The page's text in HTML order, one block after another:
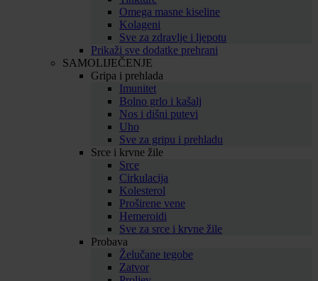
Omega masne kiseline
Kolageni
Sve za zdravlje i ljepotu
Prikaži sve dodatke prehrani
SAMOLIJEČENJE
Gripa i prehlada
Imunitet
Bolno grlo i kašalj
Nos i dišni putevi
Uho
Sve za gripu i prehladu
Srce i krvne žile
Srce
Cirkulacija
Kolesterol
Proširene vene
Hemeroidi
Sve za srce i krvne žile
Probava
Želučane tegobe
Zatvor